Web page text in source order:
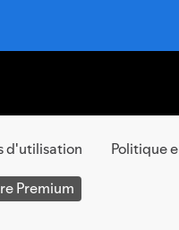
d'utilisation Politique
Premium